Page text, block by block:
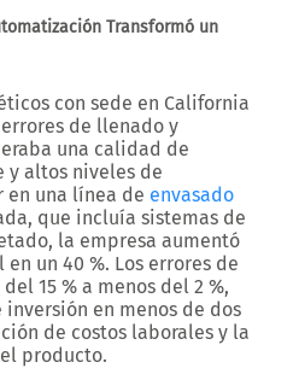
Transformó un
con sede en California
de llenado y
una calidad de
y altos niveles de
una línea de envasado
que incluía sistemas de
la empresa aumentó
un 40 %. Los errores de
15 % a menos del 2 %,
en menos de dos
de costos laborales y la
producto.